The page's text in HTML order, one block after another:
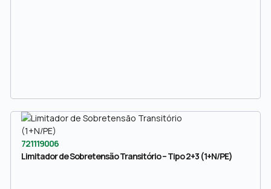
721119006
Limitador de Sobretensão Transitório – Tipo 2+3 (1+N/PE)